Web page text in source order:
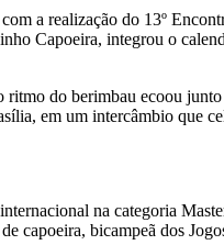
a realização do 13º
Capoeira, integrou o
ritmo do berimbau ecoou
em um intercâmbio que
internacional na categoria
capoeira, bicampeã dos